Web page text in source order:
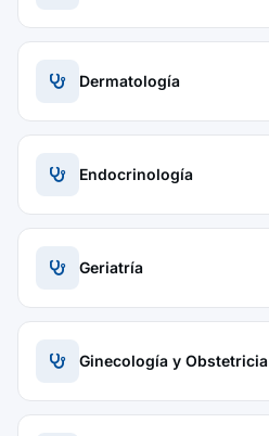
Dermatología
Endocrinología
Geriatría
Ginecología y Obstetricia